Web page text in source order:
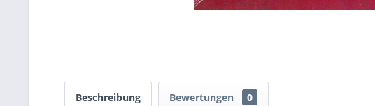
Beschreibung Bewertungen 0